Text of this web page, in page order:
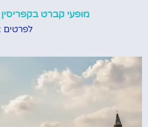
מופעי קברט
לפרטים